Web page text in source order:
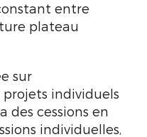
entre
plateau
sur
individuels
des cessions en
individuelles,